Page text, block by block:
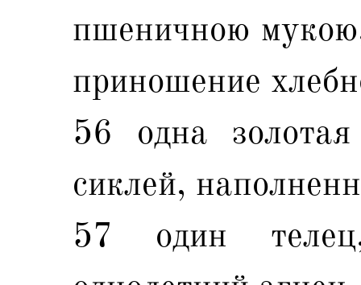
пшеничною
приношение
56 одна
сиклей,
57 один